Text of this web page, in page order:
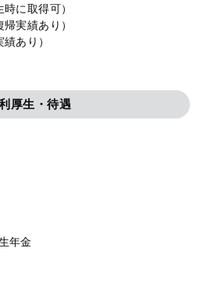
に取得可）
実績あり）
あり）
厚生・待遇
年金